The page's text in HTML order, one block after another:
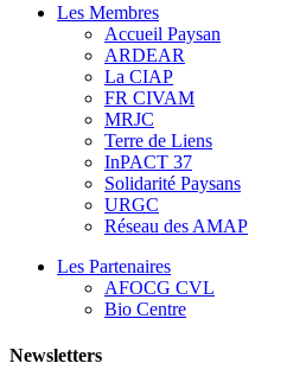
Les Membres
Accueil Paysan
ARDEAR
La CIAP
FR CIVAM
MRJC
Terre de Liens
InPACT 37
Solidarité Paysans
URGC
Réseau des AMAP
Les Partenaires
AFOCG CVL
Bio Centre
Newsletters